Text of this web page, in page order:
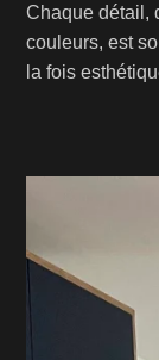
Chaque détail,
couleurs, est
la fois